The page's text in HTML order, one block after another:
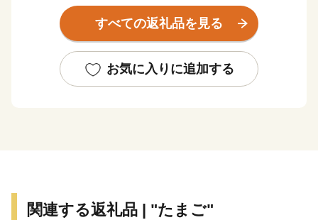
もあるえびの高原やトレッキングスポットとして人気の
韓国岳。加久藤峠や矢岳高原から見下ろす風光明媚な田
また、県下有数の温泉地としても知られ、まちのいたる
ところに温泉施設が点在しており、各温泉で源泉が異な
すべての返礼品を見る
お気に入りに追加する
関連する返礼品 | "たまご"